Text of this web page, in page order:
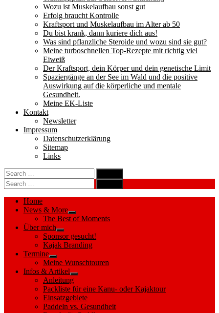
Wozu ist Muskelaufbau sonst gut
Erfolg braucht Kontrolle
Kraftsport und Muskelaufbau im Alter ab 50
Du bist krank, dann kuriere dich aus!
Was sind pflanzliche Steroide und wozu sind sie gut?
Meine turboschnellen Top-Rezepte mit richtig viel
Eiweiß
Der Kraftsport, dein Körper und dein genetische Limit
Spaziergänge an der See im Wald und die positive
Auswirkung auf die körperliche und mentale
Gesundheit.
Meine EK-Liste
Kontakt
Newsletter
Impressum
Datenschutzerklärung
Sitemap
Links
Search
for:
Search
Search
for:
Search
Home
News & More
Show
sub
The Best of Moments
Über mich
Show
sub
menu
Sponsor gesucht!
Kajak Branding
Termine
Show
sub
menu
Meine Wunschtouren
Infos & Artikel
Show
sub
menu
Anleitung
Packliste für eine Kanu- oder Kajaktour
Einsatzgebiete
Paddeln vs. Gesundheit